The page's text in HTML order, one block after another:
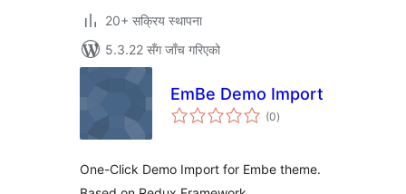
20+ सक्रिय स्थापना
5.3.22 सँग जाँच गरिएको
EmBe Demo Import
(0कुल
रेटिङ्गहरू
)
One-Click Demo Import for Embe theme.